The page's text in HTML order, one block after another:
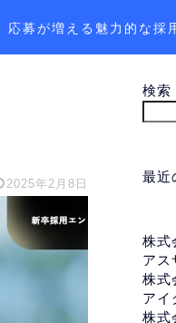
応募が増える魅力的な採
2025年2月8日
検索
最近
株式
アス
株式
アイ
株式